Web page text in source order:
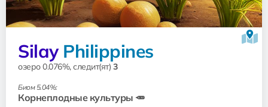
Silay Philippines
озеро 0.076%, следит(ят) 3
Биом 5.04%:
Корнеплодные культуры 🥕